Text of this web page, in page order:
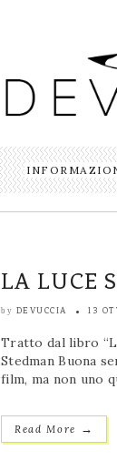
LA LUCE
by DEVUCCIA 13
Tratto dal libro
Stedman Buona
film, ma non uno
Read More →